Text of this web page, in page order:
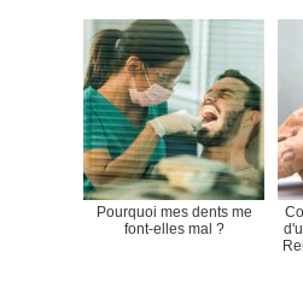
Pourquoi mes dents me
font-elles mal ?